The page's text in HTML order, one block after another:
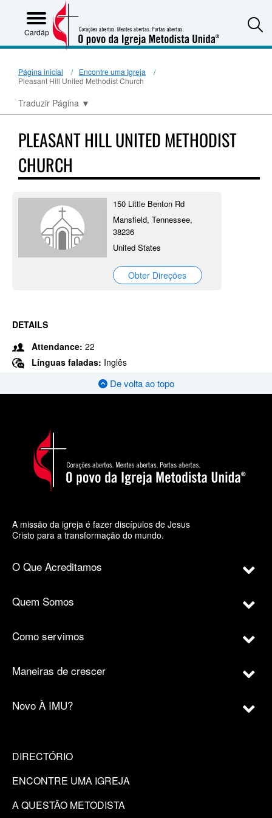
Cardápio
Página inicial
Encontre uma Igreja
Pleasant Hill United Methodist Church
Traduzir Página ▼
PLEASANT HILL UNITED METHODIST
CHURCH
150 Little Benton Rd
Mansfield, Tennessee,
38236
United States
Obter Direções
DETAILS
Attendance: 22
Línguas faladas: Inglês
De volta ao topo
A missão da igreja é fazer discípulos de Jesus
Cristo para a transformação do mundo.
O Que Acreditamos
Quem Somos
Como servimos
Maneiras de crescer
Novo À IMU?
DIRECTÓRIO
ENCONTRE UMA IGREJA
A QUESTÃO METODISTA